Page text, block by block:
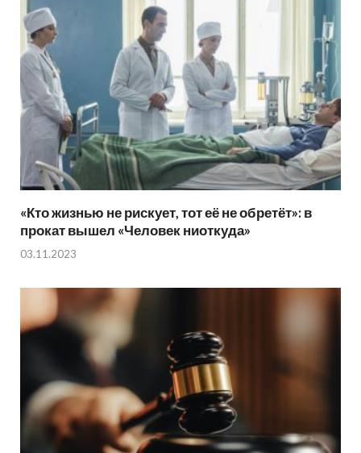
«Кто жизнью не рискует, тот её не обретёт»: в
прокат вышел «Человек ниоткуда»
03.11.2023